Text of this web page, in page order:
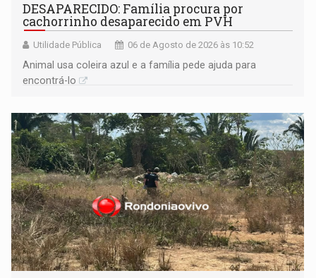
DESAPARECIDO: Família procura por
cachorrinho desaparecido em PVH
Utilidade Pública 06 de Agosto de 2026 às 10:52
Animal usa coleira azul e a família pede ajuda para
encontrá-lo